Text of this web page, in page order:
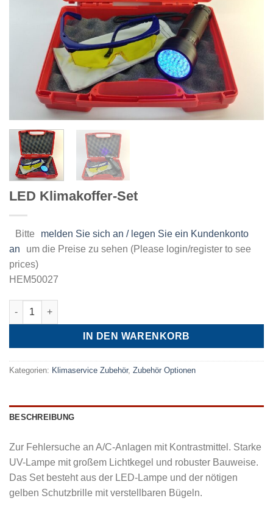
LED Klimakoffer-Set
Bitte
melden Sie sich an / legen Sie ein Kundenkonto
an
um die Preise zu sehen (Please login/register to see
prices)
HEM50027
LED Klimakoffer-Set Menge
IN DEN WARENKORB
Kategorien: Klimaservice Zubehör, Zubehör Optionen
BESCHREIBUNG
Zur Fehlersuche an A/C-Anlagen mit Kontrastmittel. Starke
UV-Lampe mit großem Lichtkegel und robuster Bauweise.
Das Set besteht aus der LED-Lampe und der nötigen
gelben Schutzbrille mit verstellbaren Bügeln.